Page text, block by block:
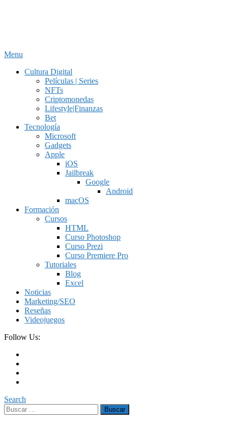
Menu
Cultura Digital
Películas | Series
NFTs
Criptomonedas
Lifestyle|Finanzas
Bet
Tecnología
Microsoft
Gadgets
Apple
iOS
Jailbreak
Google
Android
macOS
Formación
Cursos
HTML
Curso Photoshop
Curso Prezi
Curso Premiere Pro
Tutoriales
Blog
Excel
Noticias
Marketing/SEO
Reseñas
Videojuegos
Follow Us:
Search
Buscar: